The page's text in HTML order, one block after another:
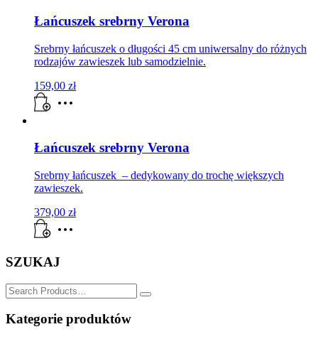
Łańcuszek srebrny Verona
Srebrny łańcuszek o długości 45 cm uniwersalny do różnych
rodzajów zawieszek lub samodzielnie.
159,00 zł
Łańcuszek srebrny Verona
Srebrny łańcuszek – dedykowany do trochę większych
zawieszek.
379,00 zł
SZUKAJ
SZUKAJ
for:
Kategorie produktów